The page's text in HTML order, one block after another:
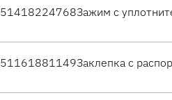
51418224768Зажим с
51161881149Заклепка с